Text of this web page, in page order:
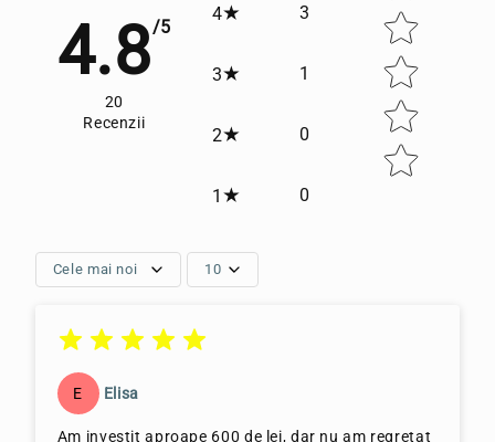
4.8/5
20
Recenzii
4 3
3 1
2 0
1 0
Cele mai noi 10
E Elisa
Am investit aproape 600 de lei, dar nu am regretat